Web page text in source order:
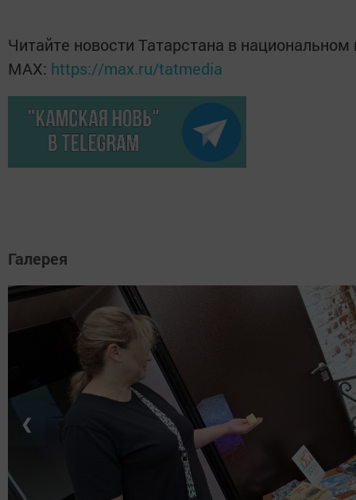
Читайте новости Татарстана в
MАХ: https://max.ru/tatmedia
Галерея
❮